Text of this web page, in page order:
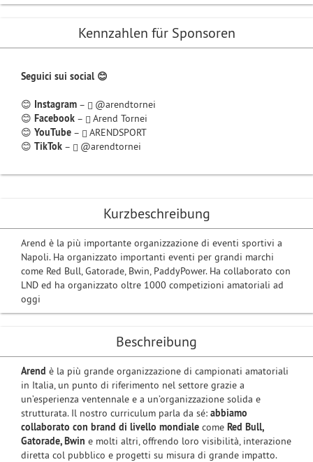
Kurzbeschreibung
Arend è la più importante organizzazione di eventi sportivi a
Napoli. Ha organizzato importanti eventi per grandi marchi
come Red Bull, Gatorade, Bwin, PaddyPower. Ha collaborato con
LND ed ha organizzato oltre 1000 competizioni amatoriali ad
oggi
Beschreibung
Arend è la più grande organizzazione di campionati amatoriali
in Italia, un punto di riferimento nel settore grazie a
un’esperienza ventennale e a un’organizzazione solida e
strutturata. Il nostro curriculum parla da sé: abbiamo
collaborato con brand di livello mondiale come Red Bull,
Gatorade, Bwin e molti altri, offrendo loro visibilità, interazione
diretta col pubblico e progetti su misura di grande impatto.
Kennzahlen für Sponsoren
Seguici sui social 😊
😊 Instagram –
@arendtornei
😊 Facebook –
Arend Tornei
😊 YouTube –
ARENDSPORT
😊 TikTok – @arendtornei